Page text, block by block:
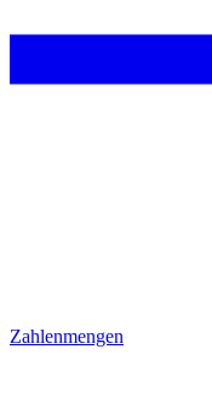
Zahlenmengen